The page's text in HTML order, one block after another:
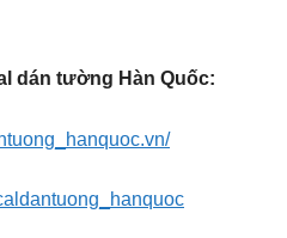
dán tường Hàn Quốc: